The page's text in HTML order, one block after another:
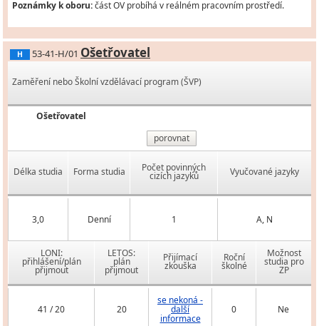
Poznámky k oboru:část OV probíhá v reálném pracovním prostředí.
H 53-41-H/01 Ošetřovatel
Zaměření nebo Školní vzdělávací program (ŠVP)
Ošetřovatel
porovnat
Délka studia Forma studia Počet povinných
cizích jazyků Vyučované jazyky
3,0 Denní 1 A, N
LONI:
přihlášení/plán
přijmout
LETOS:
plán
přijmout
Přijímací
zkouška
Roční
školné
Možnost
studia pro
ZP
41 / 20 20
se nekoná -
další
informace
0 Ne